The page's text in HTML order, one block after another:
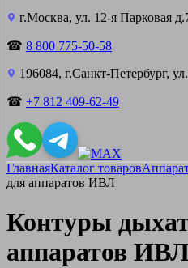
г.Москва, ул. 12-я Парковая
☎ 8 800 775-50-58
196084, г.Санкт-Петербург,
☎ +7 812 409-62-49
ГлавнаяКаталог товаров
для аппаратов ИВЛ
Контуры
аппаратов